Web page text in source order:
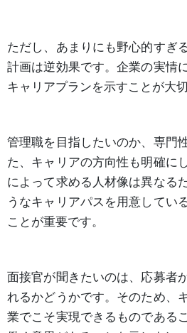
ただし、あまりにも野心的すぎ
計画は逆効果です。企業の実情
キャリアプランを示すことが大切
管理職を目指したいのか、専門
た、キャリアの方向性も明確に
によって求める人材像は異なる
うなキャリアパスを用意してい
ことが重要です。
面接官が聞きたいのは、応募者
れるかどうかです。そのため、
業でこそ実現できるものである